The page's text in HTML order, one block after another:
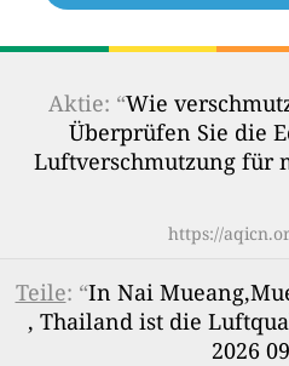
Aktie: “Wie
Überprüfen Sie die
Luftverschmutzung für
https://
Teile: “In Nai
, Thailand ist die
2026